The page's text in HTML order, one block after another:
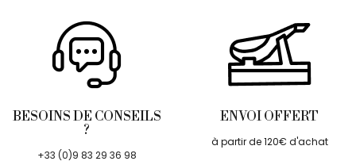
BESOINS DE CONSEILS
?
+33 (0)9 83 29 36 98
ENVOI OFFERT
à partir de 120€ d'achat